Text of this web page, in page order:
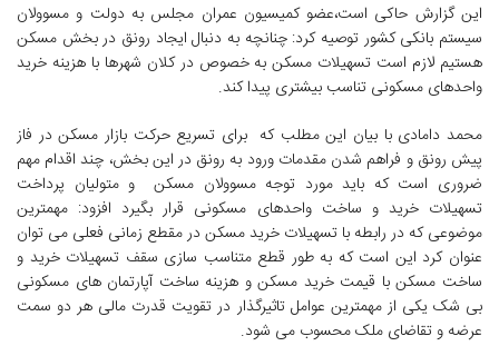
این گزارش حاکی است،عضو کمیسیون عمران مجلس به دولت و مسوولان
سیستم بانکی کشور توصیه کرد: چنانچه به دنبال ایجاد رونق در بخش مسکن
هستیم لازم است تسهیلات مسکن به خصوص در کلان شهرها با هزینه خرید
واحدهای مسکونی تناسب بیشتری پیدا کند.
محمد دامادی با بیان این مطلب که برای تسریع حرکت بازار مسکن در فاز
پیش رونق و فراهم شدن مقدمات ورود به رونق در این بخش، چند اقدام مهم
ضروری است که باید مورد توجه مسوولان مسکن و متولیان پرداخت
تسهیلات خرید و ساخت واحدهای مسکونی قرار بگیرد افزود: مهمترین
موضوعی که در رابطه با تسهیلات خرید مسکن در مقطع زمانی فعلی می توان
عنوان کرد این است که به طور قطع متناسب سازی سقف تسهیلات خرید و
ساخت مسکن با قیمت خرید مسکن و هزینه ساخت آپارتمان های مسکونی
بی شک یکی از مهمترین عوامل تاثیرگذار در تقویت قدرت مالی هر دو سمت
عرضه و تقاضای ملک محسوب می شود.